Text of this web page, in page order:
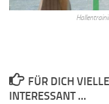
FÜR DICH
INTERESSANT …